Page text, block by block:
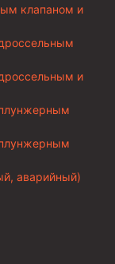
клапаном и
и
аварийный)